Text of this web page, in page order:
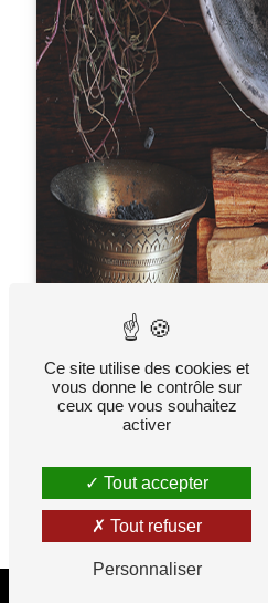
Ce site utilise des cookies et
vous donne le contrôle sur
ceux que vous souhaitez
activer
Tout accepter
Tout refuser
Personnaliser